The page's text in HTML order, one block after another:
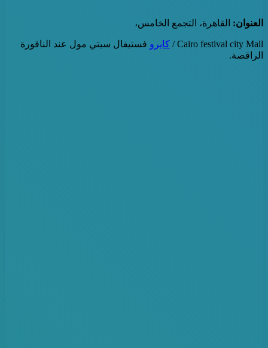
العنوان: القاهرة، التجمع الخامس،
Cairo festival city Mall / كايرو فستيفال سيتي مول عند النافورة
الراقصة.